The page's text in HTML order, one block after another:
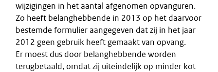
wijzigingen in het aantal afgenomen opvanguren.
Zo heeft belanghebbende in 2013 op het daarvoor
bestemde formulier aangegeven dat zij in het jaar
2012 geen gebruik heeft gemaakt van opvang.
Er moest dus door belanghebbende worden
terugbetaald, omdat zij uiteindelijk op minder kot